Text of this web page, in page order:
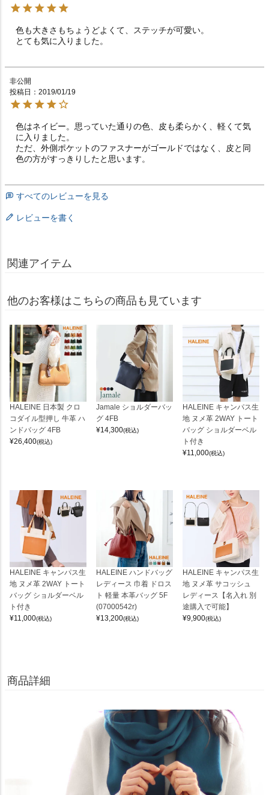
色も大きさもちょうどよくて、ステッチが可愛い。
とても気に入りました。
非公開
投稿日
2019/01/19
色はネイビー。思っていた通りの色、皮も柔らかく、軽くて気
に入りました。
ただ、外側ポケットのファスナーがゴールドではなく、皮と同
色の方がすっきりしたと思います。
すべてのレビューを見る
レビューを書く
関連アイテム
他のお客様はこちらの商品も見ています
HALEINE 日本製 クロ
コダイル型押し 牛革 ハ
ンドバッグ 4FB
¥26,400(税込)
Jamale ショルダーバッ
グ 4FB
¥14,300(税込)
HALEINE キャンパス生
地 ヌメ革 2WAY トート
バッグ ショルダーベル
ト付き
¥11,000(税込)
HALEINE キャンパス生
地 ヌメ革 2WAY トート
バッグ ショルダーベル
ト付き
¥11,000(税込)
HALEINE ハンドバッグ
レディース 巾着 ドロス
ト 軽量 本革バッグ 5F
(07000542r)
¥13,200(税込)
HALEINE キャンパス生
地 ヌメ革 サコッシュ
レディース【名入れ 別
途購入で可能】
¥9,900(税込)
商品詳細